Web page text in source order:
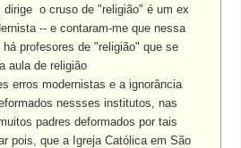
dirige o cruso de "religião" é um ex
-- e contaram-me que nessa
profesores de "religião" que se
aula de religião
modernistas e a ignorância
nessses institutos, nas
padres deformados por tais
pois, que a Igreja Católica em São